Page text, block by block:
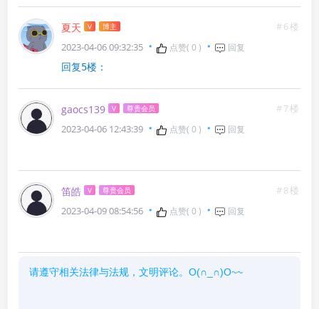
夏天 V 博主
#6楼
2023-04-06 09:32:35
点赞( 0 ) 回复
回复5楼：
gaocs139 V 尊贵会员
#7楼
2023-04-06 12:43:39
点赞( 0 ) 回复
笛皓 V 尊贵会员
#8楼
2023-04-09 08:54:56
点赞( 0 ) 回复